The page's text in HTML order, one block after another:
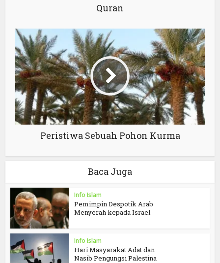
Quran
Peristiwa Sebuah Pohon Kurma
Baca Juga
Info Islam
Pemimpin Despotik Arab
Menyerah kepada Israel
Info Islam
Hari Masyarakat Adat dan
Nasib Pengungsi Palestina